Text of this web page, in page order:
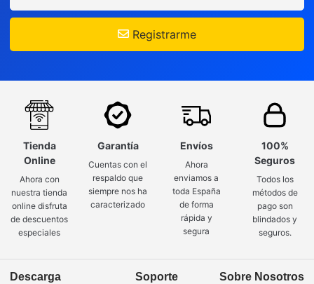
Registrarme
Tienda
Online
Ahora con
nuestra tienda
online disfruta
de descuentos
especiales
Garantía
Cuentas con el
respaldo que
siempre nos ha
caracterizado
Envíos
Ahora
enviamos a
toda España
de forma
rápida y
segura
100%
Seguros
Todos los
métodos de
pago son
blindados y
seguros.
Descarga
Soporte Sobre Nosotros